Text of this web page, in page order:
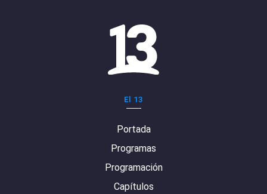
El 13
Portada
Programas
Programación
Capítulos